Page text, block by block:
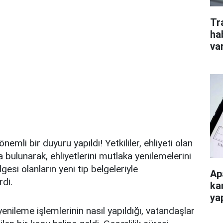
bir duyuru yapıldı! Yetkililer, ehliyeti olan
bulunarak, ehliyetlerini mutlaka yenilemelerini
olanların yeni tip belgeleriyle
işlemlerinin nasıl yapıldığı, vatandaşlar